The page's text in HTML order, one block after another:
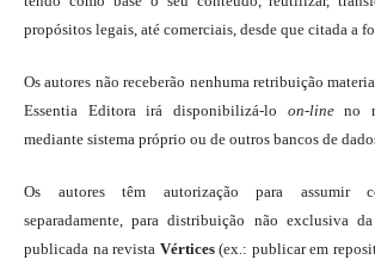
propósitos legais, até comerciais, desde que citada a
Os autores não receberão nenhuma retribuição
Essentia Editora irá disponibilizá-lo on-lineno
mediante sistema próprio ou de outros bancos de
Os autores têm autorização para assumir
separadamente, para distribuição não exclusiva
publicada na revista Vértices(ex.: publicar em